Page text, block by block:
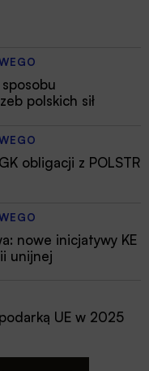
polskich sił
obligacji z POLSTR
nowe inicjatywy KE
unijnej
UE w 2025